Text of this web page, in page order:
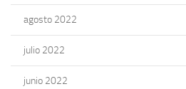
agosto 2022
julio 2022
junio 2022